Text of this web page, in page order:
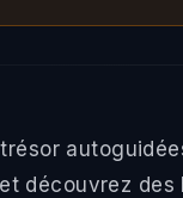
découvrez